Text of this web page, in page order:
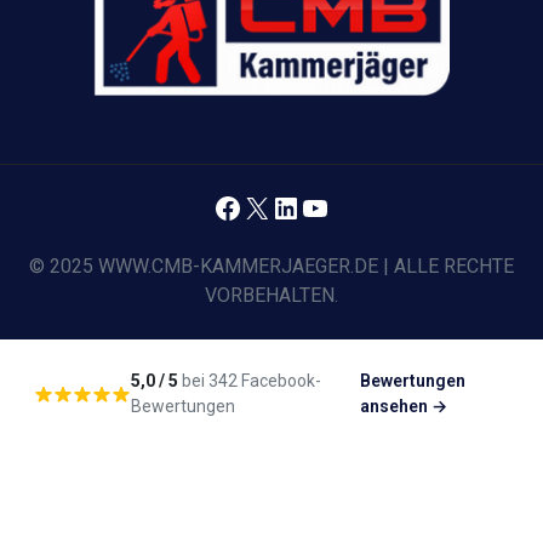
© 2025 WWW.CMB-KAMMERJAEGER.DE | ALLE RECHTE
VORBEHALTEN.
Facebook
X LinkedIn
YouTube
5,0 / 5 bei 342 Facebook-
Bewertungen
Bewertungen
ansehen →